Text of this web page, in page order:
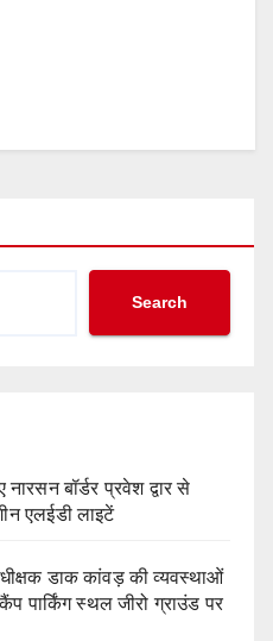
Search
बॉर्डर प्रवेश द्वार से
एलईडी लाइटें
डाक कांवड़ की व्यवस्थाओं
पार्किंग स्थल जीरो ग्राउंड पर